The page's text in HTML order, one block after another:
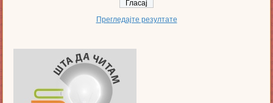
Прегледајте резултате